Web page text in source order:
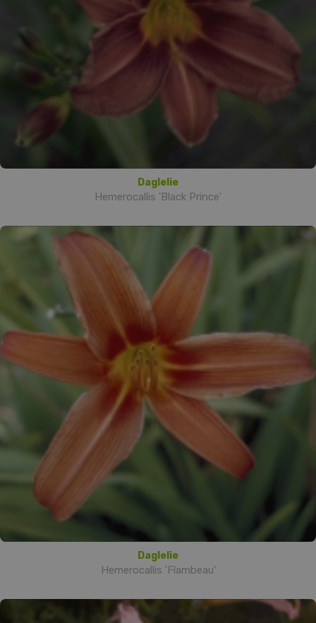
Daglelie
Hemerocallis 'Black Prince'
Daglelie
Hemerocallis 'Flambeau'